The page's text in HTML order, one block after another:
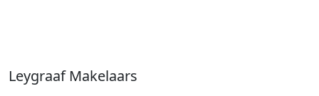
Leygraaf Makelaars